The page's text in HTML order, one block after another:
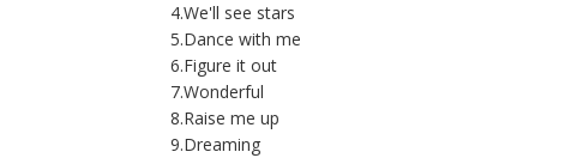
4.We'll see stars
5.Dance with me
6.Figure it out
7.Wonderful
8.Raise me up
9.Dreaming